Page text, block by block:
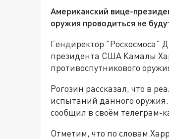
Американский вице-
оружия проводиться не
Гендиректор "Роскосмоса"
президента США Камалы
противоспутникового
Рогозин рассказал, что в
испытаний данного
сообщил в своём телеграм-
Отметим, что по словам